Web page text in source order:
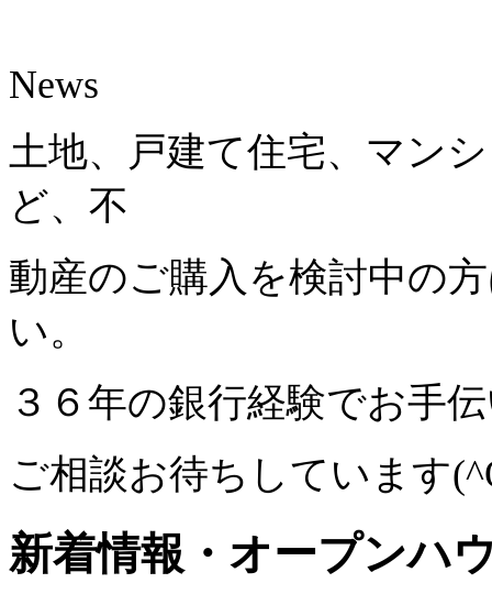
News
土地、戸建て住宅、マン
ど、不
動産のご購入を検討中の
い。
３６年の銀行経験でお手
ご相談お待ちしています
新着情報・オープンハ